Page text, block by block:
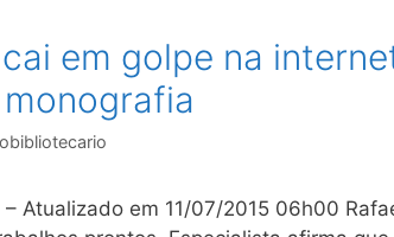
em golpe na
Atualizado em 11/07/2015 06h00